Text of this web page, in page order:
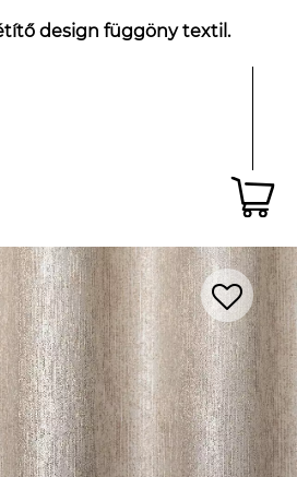
design függöny textil.